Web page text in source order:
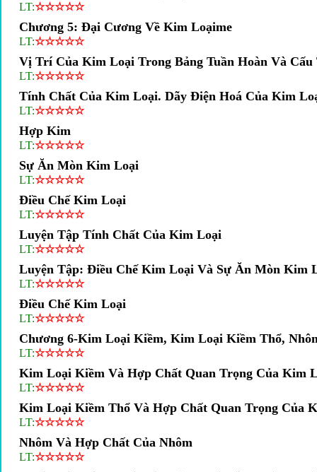
LT:☆☆☆☆☆
Chương 5: Đại Cương Về Kim Loạime
LT:☆☆☆☆☆
Vị Trí Của Kim Loại Trong Bảng Tuần Hoàn Và
LT:☆☆☆☆☆
Tính Chất Của Kim Loại. Dãy Điện Hoá Của Kim
LT:☆☆☆☆☆
Hợp Kim
LT:☆☆☆☆☆
Sự Ăn Mòn Kim Loại
LT:☆☆☆☆☆
Điều Chế Kim Loại
LT:☆☆☆☆☆
Luyện Tập Tính Chất Của Kim Loại
LT:☆☆☆☆☆
Luyện Tập: Điều Chế Kim Loại Và Sự Ăn Mòn Kim
LT:☆☆☆☆☆
Điều Chế Kim Loại
LT:☆☆☆☆☆
Chương 6-Kim Loại Kiềm, Kim Loại Kiềm Thổ,
LT:☆☆☆☆☆
Kim Loại Kiềm Và Hợp Chất Quan Trọng Của Kim
LT:☆☆☆☆☆
Kim Loại Kiềm Thổ Và Hợp Chất Quan Trọng Của
LT:☆☆☆☆☆
Nhôm Và Hợp Chất Của Nhôm
LT:☆☆☆☆☆